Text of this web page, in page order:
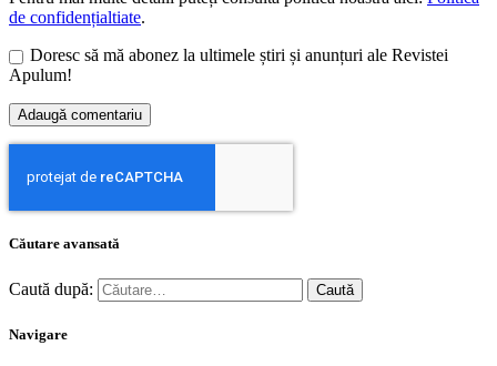
de confidențialtiate.
Doresc să mă abonez la ultimele știri și anunțuri ale Revistei
Apulum!
Căutare avansată
Caută după:
Navigare